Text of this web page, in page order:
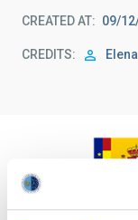
CREATED AT 09/
CREDITS